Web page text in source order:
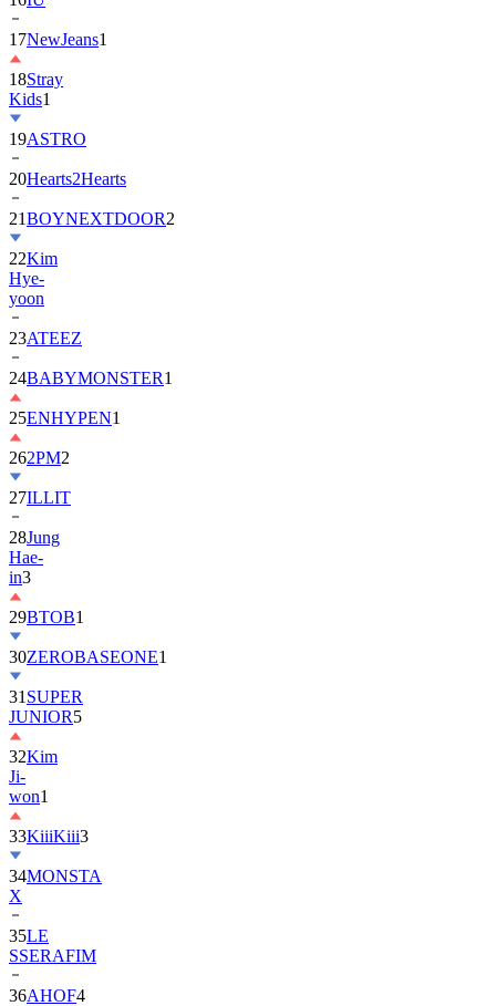
18Stray
Kids
19ASTRO
20Hearts2Hearts
21BOYNEXTDOOR
22Kim
Hye-
yoon
23ATEEZ
24BABYMONSTER
25ENHYPEN1
262PM2
27ILLIT
28Jung
Hae-
in3
29BTOB
30ZEROBASEONE
31SUPER
JUNIOR
32Kim
Ji-
won1
33KiiiKiii
34MONSTA
X
35
SSERAFIM
36AHOF4